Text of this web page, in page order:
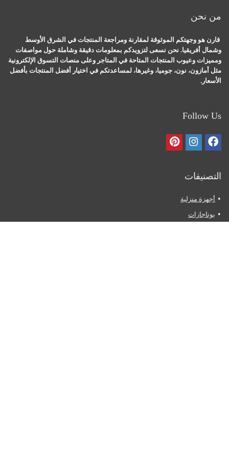
من نحن
قارن هو وجهتكم الموثوقة لمقارنة ومراجعة المنتجات في الشرق الأوسط
وشمال أفريقيا. نحن نسعى لتزويدكم بمعلومات دقيقة وشاملة حول مواصفات
ومميزات وعيوب المنتجات المتاحة في المتاجر وعلى منصات التسوق الإلكترونية
مثل أمازون، نون، جوميا، وغيرها، لمساعدتكم في اختيار أفضل المنتجات بأفضل
الأسعار.
Follow Us
التصنيفات
أجهزة منزلية
بوتاجازات